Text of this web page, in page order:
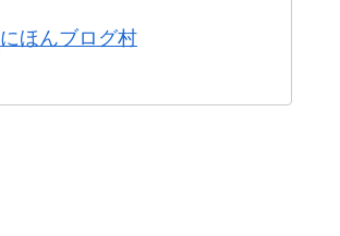
にほんブログ村